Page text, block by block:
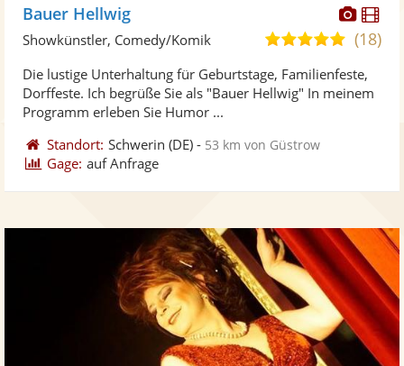
Fotos
Bauer Hellwig
4,9
5
(18)
Showkünstler, Comedy/Komik
Die lustige Unterhaltung für Geburtstage, Familienfeste,
Dorffeste. Ich begrüße Sie als "Bauer Hellwig" In meinem
Programm erleben Sie Humor ...
Standort: Schwerin (DE) - 53 km von Güstrow
Gage: auf Anfrage